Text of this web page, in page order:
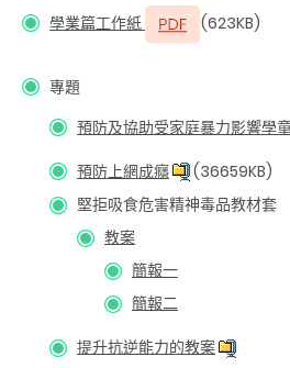
學業篇工作紙 (623KB)
專題
預防及協助受家庭暴力影響學
預防上網成癮
(36659KB)
堅拒吸食危害精神毒品教材套
教案
簡報一
簡報二
提升抗逆能力的教案